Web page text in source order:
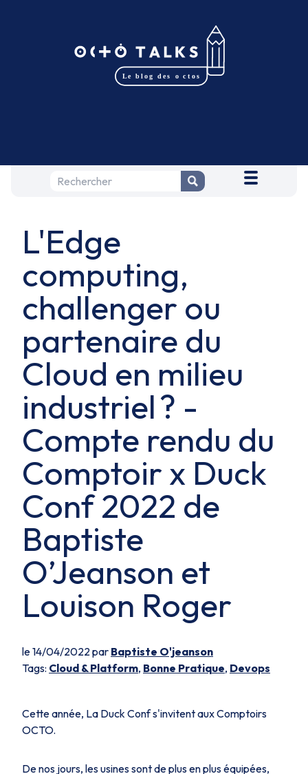
L'Edge
computing,
challenger ou
partenaire du
Cloud en milieu
industriel ? -
Compte rendu du
Comptoir x Duck
Conf 2022 de
Baptiste
O’Jeanson et
Louison Roger
le 14/04/2022 par Baptiste O'jeanson
Tags: Cloud & Platform, Bonne Pratique, Devops
Cette année, La Duck Conf s'invitent aux Comptoirs
OCTO.
De nos jours, les usines sont de plus en plus équipées,